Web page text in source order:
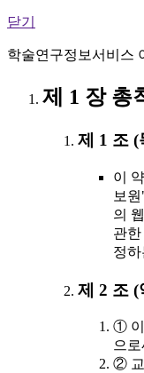
닫기
학술연구정보서비스
제 1 장 총
제 1 조 (
이
보
의
관
정
제 2 조 (
① 이
으
② 교